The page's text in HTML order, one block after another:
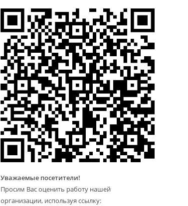
Уважаемые посетители!
Просим Вас оценить работу нашей
организации, используя ссылку: